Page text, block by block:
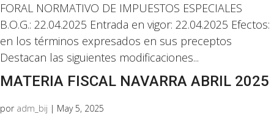
FORAL NORMATIVO DE IMPUESTOS ESPECIALES
B.O.G.: 22.04.2025 Entrada en vigor: 22.04.2025 Efectos:
en los términos expresados en sus preceptos
Destacan las siguientes modificaciones...
MATERIA FISCAL NAVARRA ABRIL 2025
por adm_bij | May 5, 2025